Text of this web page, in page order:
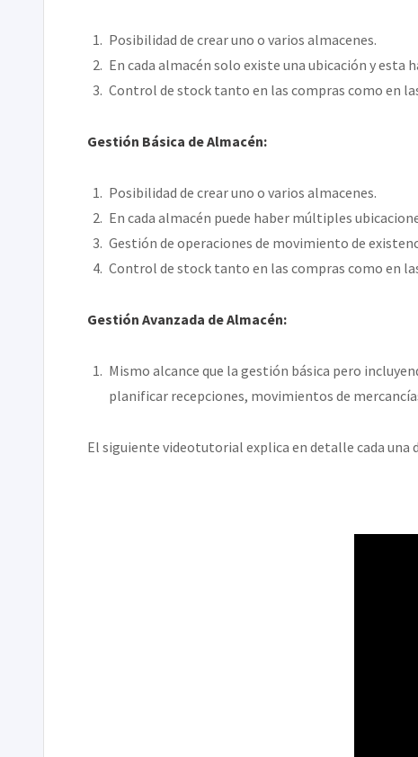
Posibilidad de crear uno o varios almacenes.
En cada almacén solo existe una ubicación y esta
Control de stock tanto en las compras como en
Gestión Básica de Almacén:
Posibilidad de crear uno o varios almacenes.
En cada almacén puede haber múltiples
Gestión de operaciones de movimiento de
Control de stock tanto en las compras como en
Gestión Avanzada de Almacén:
Mismo alcance que la gestión básica pero
planificar recepciones, movimientos de
El siguiente videotutorial explica en detalle cada una